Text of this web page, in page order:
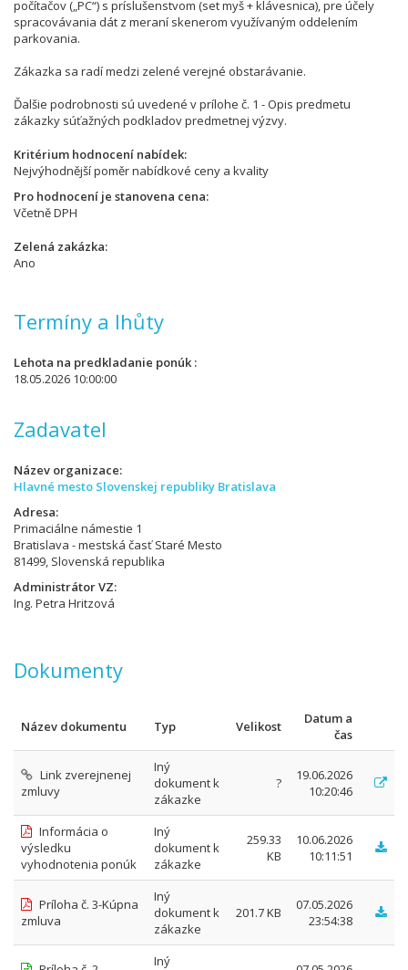
počítačov („PC“) s príslušenstvom (set myš + klávesnica), pre účely
spracovávania dát z meraní skenerom využívaným oddelením
parkovania.
Zákazka sa radí medzi zelené verejné obstarávanie.
Ďalšie podrobnosti sú uvedené v prílohe č. 1 - Opis predmetu
zákazky súťažných podkladov predmetnej výzvy.
Kritérium hodnocení nabídek
Nejvýhodnější poměr nabídkové ceny a kvality
Pro hodnocení je stanovena cena
Včetně DPH
Zelená zakázka
Ano
Termíny a lhůty
Lehota na predkladanie ponúk
18.05.2026 10:00:00
Zadavatel
Název organizace
Hlavné mesto Slovenskej republiky Bratislava
Adresa
Primaciálne námestie 1
Bratislava - mestská časť Staré Mesto
81499, Slovenská republika
Administrátor VZ
Ing. Petra Hritzová
Dokumenty
Název dokumentu Typ Velikost
Datum a
čas
Link zverejnenej
zmluvy
Iný
dokument k
zákazke
?
19.06.2026
10:20:46
Informácia o
výsledku
vyhodnotenia ponúk
Iný
dokument k
zákazke
259.33
KB
10.06.2026
10:11:51
Príloha č. 3-Kúpna
zmluva
Iný
dokument k
zákazke
201.7 KB
07.05.2026
23:54:38
Iný